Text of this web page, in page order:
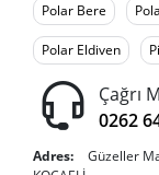
Polar Bere
Polar Eldiven
Çağrı
0262
Adres:
Güzeller